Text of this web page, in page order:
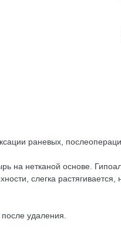
раневых,
на нетканой основе.
слегка растягивается,
удаления.